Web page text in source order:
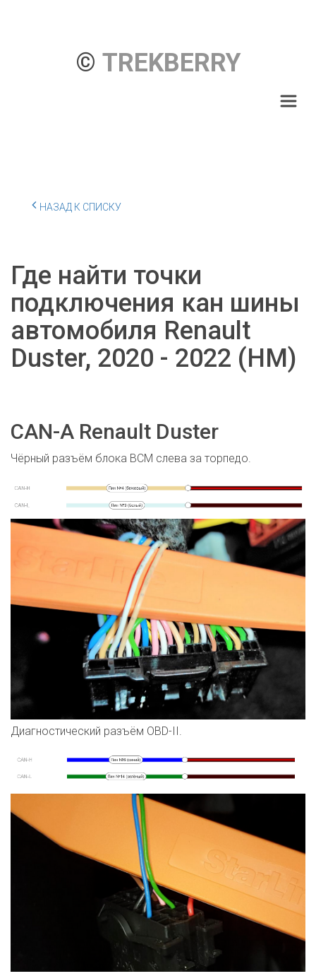
© TREKBERRY
НАЗАД К СПИСКУ
Где найти точки
подключения кан шины
автомобиля Renault
Duster, 2020 - 2022 (HM)
CAN-A Renault Duster
Чёрный разъём блока BCM слева за торпедо.
Диагностический разъём OBD-II.